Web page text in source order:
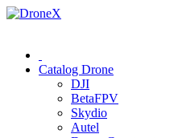
Catalog Drone
DJI
BetaFPV
Skydio
Autel